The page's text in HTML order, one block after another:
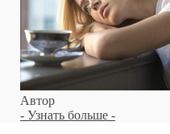
Автор
- Узнать больше -